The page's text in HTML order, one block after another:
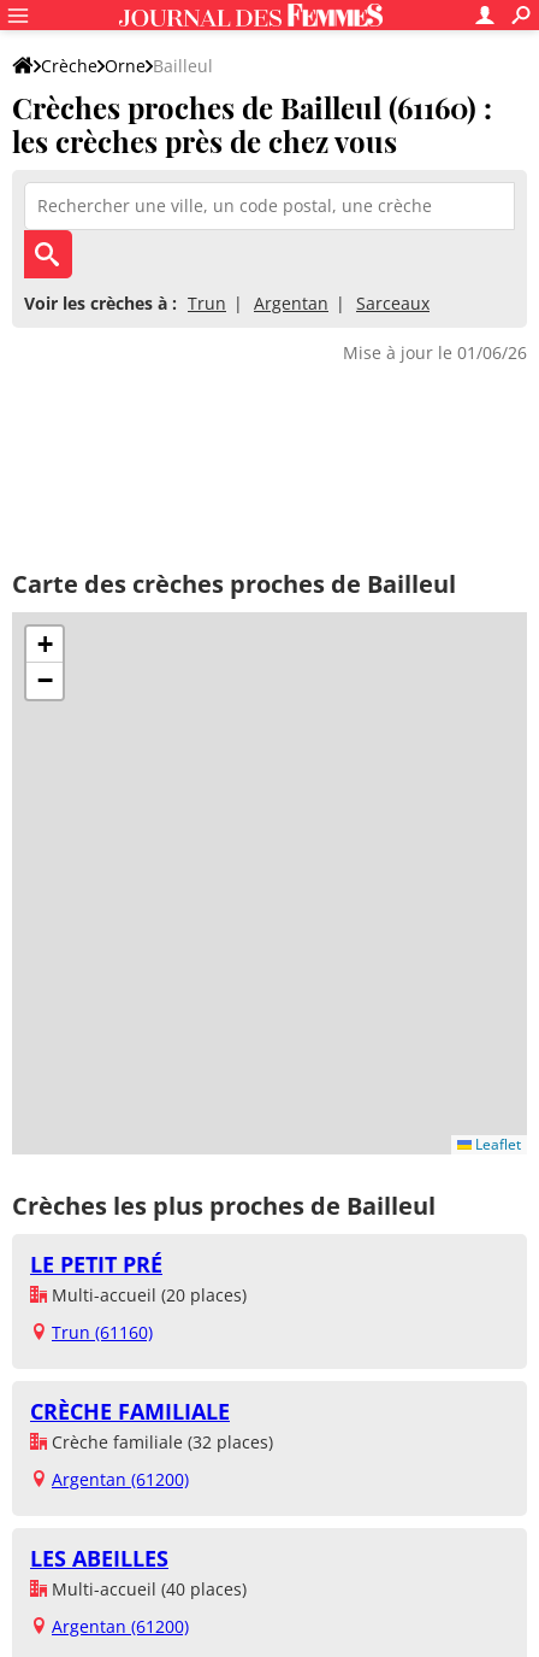
Crèche Orne Bailleul
Crèches proches de Bailleul (61160) :
les crèches près de chez vous
Voir les crèches à : Trun Argentan Sarceaux
Mise à jour le 01/06/26
Carte des crèches proches de Bailleul
+
−
Leaflet
Crèches les plus proches de Bailleul
LE PETIT PRÉ
Multi-accueil (20 places)
Trun (61160)
CRÈCHE FAMILIALE
Crèche familiale (32 places)
Argentan (61200)
LES ABEILLES
Multi-accueil (40 places)
Argentan (61200)